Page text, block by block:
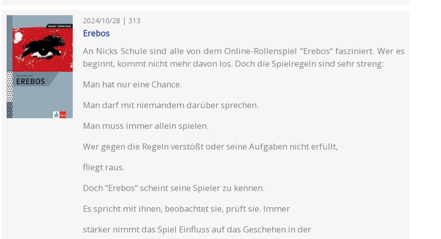
2024/10/28 | 313
Erebos
An Nicks Schule sind alle von dem Online-Rollenspiel “Erebos“ fasziniert. Wer es
beginnt, kommt nicht mehr davon los. Doch die Spielregeln sind sehr streng:
Man hat nur eine Chance.
Man darf mit niemandem darüber sprechen.
Man muss immer allein spielen.
Wer gegen die Regeln verstößt oder seine Aufgaben nicht erfüllt,
fliegt raus.
Doch “Erebos“ scheint seine Spieler zu kennen.
Es spricht mit ihnen, beobachtet sie, prüft sie. Immer
stärker nimmt das Spiel Einfluss auf das Geschehen in der